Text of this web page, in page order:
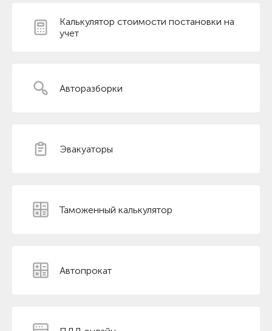
Калькулятор стоимости постановки на
учет
Авторазборки
Эвакуаторы
Таможенный калькулятор
Автопрокат